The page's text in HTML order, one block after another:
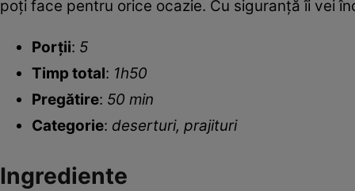
poţi face pentru orice ocazie. Cu siguranţă îi vei
Porții: 5
Timp total: 1h50
Pregătire: 50 min
Categorie: deserturi, prajituri
Ingrediente